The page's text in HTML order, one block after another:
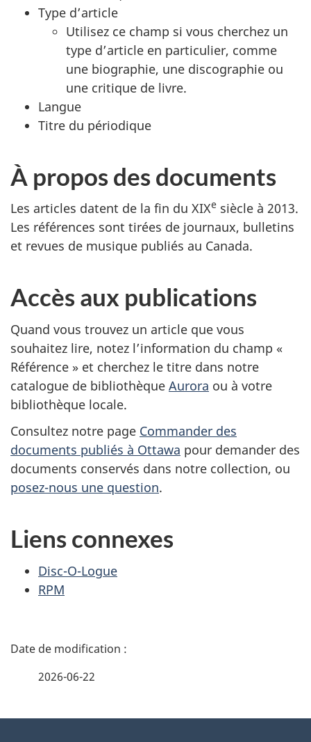
Type d’article
Utilisez ce champ si vous cherchez un
type d’article en particulier, comme
une biographie, une discographie ou
une critique de livre.
Langue
Titre du périodique
À propos des documents
Les articles datent de la fin du XIXe siècle à 2013.
Les références sont tirées de journaux, bulletins
et revues de musique publiés au Canada.
Accès aux publications
Quand vous trouvez un article que vous
souhaitez lire, notez l’information du champ «
Référence » et cherchez le titre dans notre
catalogue de bibliothèque Aurora ou à votre
bibliothèque locale.
Consultez notre page Commander des
documents publiés à Ottawa pour demander des
documents conservés dans notre collection, ou
posez-nous une question.
Liens connexes
Disc-O-Logue
RPM
D
2026-06-22